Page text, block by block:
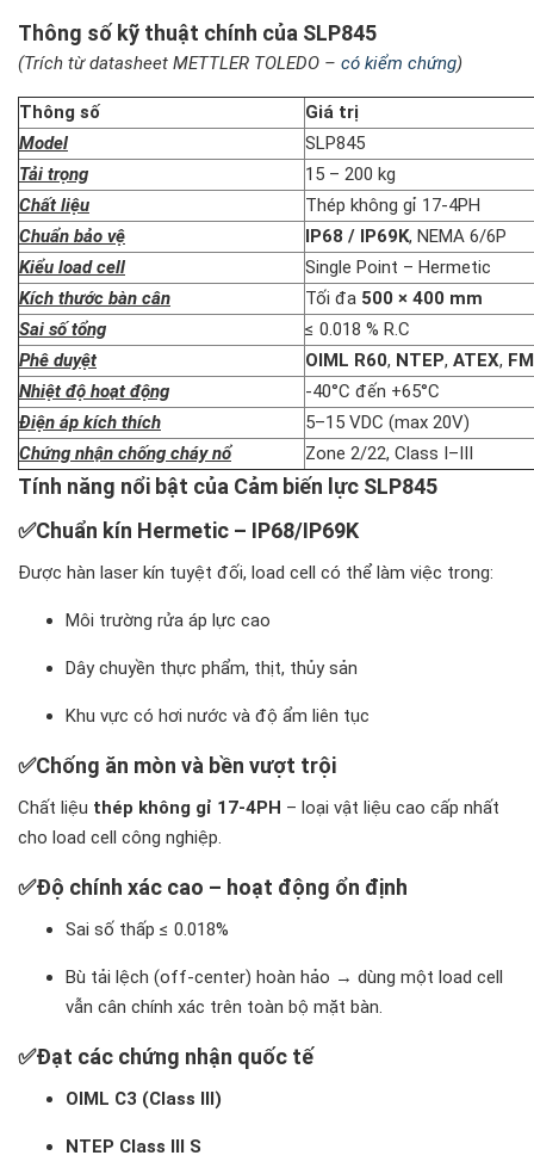
Thông số kỹ thuật chính của SLP845
(Trích từ datasheet METTLER TOLEDO – có kiểm chứng)
Thông số
Giá trị
Model
SLP845
Tải trọng
15 – 200 kg
Chất liệu
Thép không gỉ 17-4PH
Chuẩn bảo vệ
IP68 / IP69K, NEMA 6/6P
Kiểu load cell
Single Point – Hermetic
Kích thước bàn cân
Tối đa 500 × 400 mm
Sai số tổng
≤ 0.018 % R.C
Phê duyệt
OIML R60, NTEP, ATEX, FM
Nhiệt độ hoạt động
-40°C đến +65°C
Điện áp kích thích
5–15 VDC (max 20V)
Chứng nhận chống cháy nổ
Zone 2/22, Class I–III
Tính năng nổi bật của Cảm biến lực SLP845
✅Chuẩn kín Hermetic – IP68/IP69K
Được hàn laser kín tuyệt đối, load cell có thể làm việc trong:
Môi trường rửa áp lực cao
Dây chuyền thực phẩm, thịt, thủy sản
Khu vực có hơi nước và độ ẩm liên tục
✅Chống ăn mòn và bền vượt trội
Chất liệu thép không gỉ 17-4PH – loại vật liệu cao cấp nhất
cho load cell công nghiệp.
✅Độ chính xác cao – hoạt động ổn định
Sai số thấp ≤ 0.018%
Bù tải lệch (off-center) hoàn hảo → dùng một load cell
vẫn cân chính xác trên toàn bộ mặt bàn.
✅Đạt các chứng nhận quốc tế
OIML C3 (Class III)
NTEP Class III S